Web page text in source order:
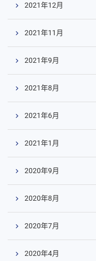
2021年12月
2021年11月
2021年9月
2021年8月
2021年6月
2021年1月
2020年9月
2020年8月
2020年7月
2020年4月